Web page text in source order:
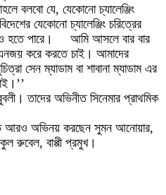
বলবো যে, যেকোনো চ্যালেঞ্জিং
যেকোনো চ্যালেঞ্জিং চরিত্রের
হতে পারে। আমি আসলে বার বার
করে করতে চাই। আমাদের
সেন ম্যাডাম বা শাবানা ম্যাডাম এর
তাদের অভিনীত সিনেমার প্রাথমিক
আরও অভিনয় করছেন সুমন আনোয়ার,
রুবেল, বাপ্পী প্রমুখ।